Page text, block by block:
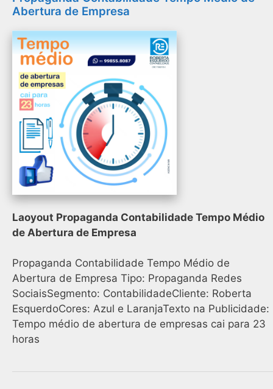
Abertura de Empresa
Laoyout Propaganda Contabilidade Tempo Médio
de Abertura de Empresa
Propaganda Contabilidade Tempo Médio de
Abertura de Empresa Tipo: Propaganda Redes
SociaisSegmento: ContabilidadeCliente: Roberta
EsquerdoCores: Azul e LaranjaTexto na Publicidade:
Tempo médio de abertura de empresas cai para 23
horas